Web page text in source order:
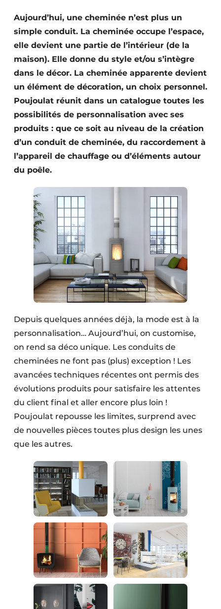
S’inscrire
Termes et conditions
Video’s
Aujourd’hui, une cheminée n’est plus un
simple conduit. La cheminée occupe l’espace,
elle devient une partie de l’intérieur (de la
maison). Elle donne du style et/ou s’intègre
dans le décor. La cheminée apparente devient
un élément de décoration, un choix personnel.
Poujoulat réunit dans un catalogue toutes les
possibilités de personnalisation avec ses
produits : que ce soit au niveau de la création
d’un conduit de cheminée, du raccordement à
l’appareil de chauffage ou d’éléments autour
du poêle.
Depuis quelques années déjà, la mode est à la
personnalisation… Aujourd’hui, on customise,
on rend sa déco unique. Les conduits de
cheminées ne font pas (plus) exception ! Les
avancées techniques récentes ont permis des
évolutions produits pour satisfaire les attentes
du client final et aller encore plus loin !
Poujoulat repousse les limites, surprend avec
de nouvelles pièces toutes plus design les unes
que les autres.